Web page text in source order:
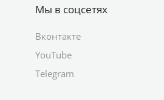
Мы в соцсетях
Вконтакте
YouTube
Telegram